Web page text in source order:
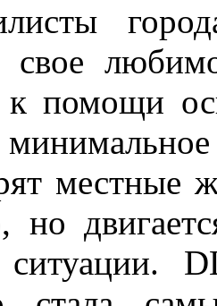
свое
к помощи
местные
но